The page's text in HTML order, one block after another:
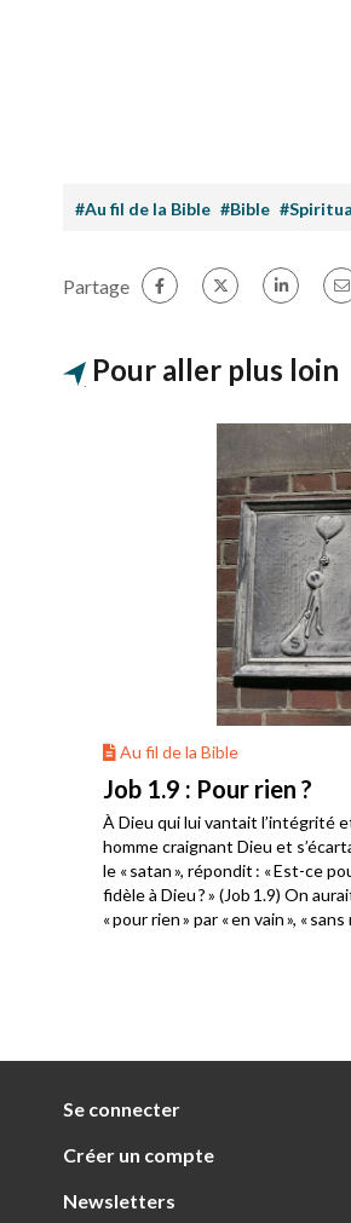
#Au fil de la Bible #Bible
Partage
Pour aller plus loin
Au fil de la Bible
Job 1.9 : Pour rien ?
À Dieu qui lui vantait l’intégrité
homme craignant Dieu et
le « satan », répondit : « Est-ce
fidèle à Dieu ? » (Job 1.9) On
« pour rien » par « en vain », « sans
Se connecter
Créer un compte
Newsletters